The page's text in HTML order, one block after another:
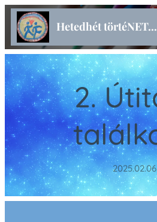
Hetedhét törtéNET...
2.
2025.02.06